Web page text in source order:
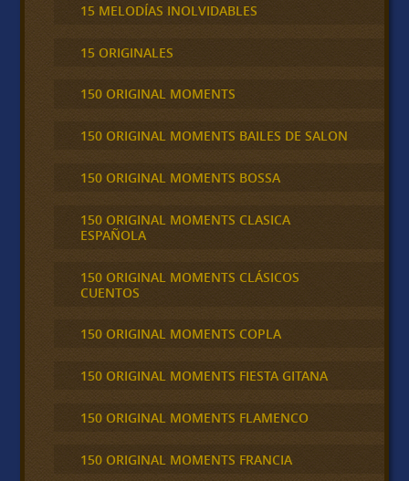
15 MELODÍAS INOLVIDABLES
15 ORIGINALES
150 ORIGINAL MOMENTS
150 ORIGINAL MOMENTS BAILES DE SALON
150 ORIGINAL MOMENTS BOSSA
150 ORIGINAL MOMENTS CLASICA
ESPAÑOLA
150 ORIGINAL MOMENTS CLÁSICOS
CUENTOS
150 ORIGINAL MOMENTS COPLA
150 ORIGINAL MOMENTS FIESTA GITANA
150 ORIGINAL MOMENTS FLAMENCO
150 ORIGINAL MOMENTS FRANCIA